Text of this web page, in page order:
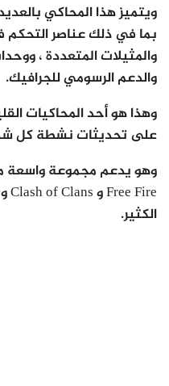
ويتميز هذا المحاكي
بما في ذلك عناصر التحكم
والدعم الرسومي للجرافيك.
وهذا هو أحد المحاكيات
على تحديثات نشطة كل
الكثير.